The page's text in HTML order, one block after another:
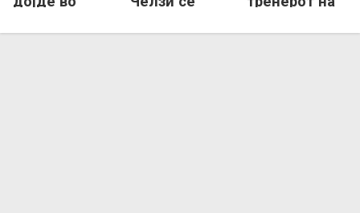
работа во